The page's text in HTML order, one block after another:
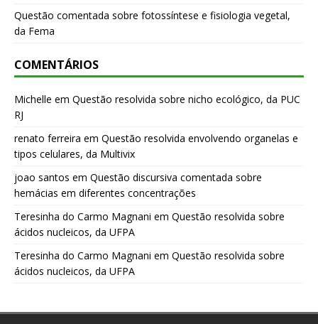
Questão comentada sobre fotossíntese e fisiologia vegetal,
da Fema
COMENTÁRIOS
Michelle em Questão resolvida sobre nicho ecológico, da PUC
RJ
renato ferreira em Questão resolvida envolvendo organelas e
tipos celulares, da Multivix
joao santos em Questão discursiva comentada sobre
hemácias em diferentes concentrações
Teresinha do Carmo Magnani em Questão resolvida sobre
ácidos nucleicos, da UFPA
Teresinha do Carmo Magnani em Questão resolvida sobre
ácidos nucleicos, da UFPA